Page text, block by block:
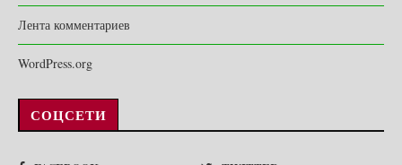
Лента комментариев
WordPress.org
СОЦСЕТИ